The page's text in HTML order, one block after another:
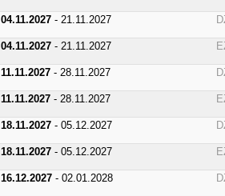
04.11.2027- 21.11.2027
04.11.2027- 21.11.2027
11.11.2027- 28.11.2027
11.11.2027- 28.11.2027
18.11.2027- 05.12.2027
18.11.2027- 05.12.2027
16.12.2027- 02.01.2028